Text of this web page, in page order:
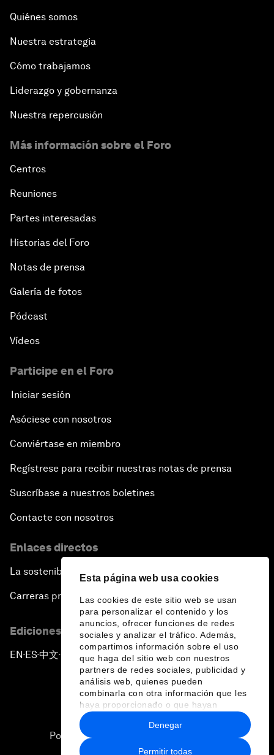
Esta página web usa cookies
Las cookies de este sitio web se usan
para personalizar el contenido y los
anuncios, ofrecer funciones de redes
sociales y analizar el tráfico. Además,
compartimos información sobre el uso
que haga del sitio web con nuestros
partners de redes sociales, publicidad y
análisis web, quienes pueden
combinarla con otra información que les
haya proporcionado o que hayan
recopilado a partir del uso que haya
hecho de sus servicios.
Permitir todas
Denegar
Quiénes somos
Nuestra estrategia
Cómo trabajamos
Liderazgo y gobernanza
Nuestra repercusión
Más información sobre el Foro
Centros
Reuniones
Partes interesadas
Historias del Foro
Notas de prensa
Galería de fotos
Pódcast
Vídeos
Participe en el Foro
Iniciar sesión
Asóciese con nosotros
Conviértase en miembro
Regístrese para recibir nuestras notas de prensa
Suscríbase a nuestros boletines
Contacte con nosotros
Enlaces directos
La sostenibilidad en el Foro
Carreras profesionales
Ediciones en otros idiomas
EN ▪ES▪中文▪ 日本語
Política de privacidad y normas de uso